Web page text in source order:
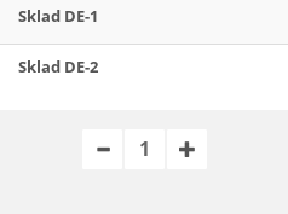
Sklad DE-1
Sklad DE-2